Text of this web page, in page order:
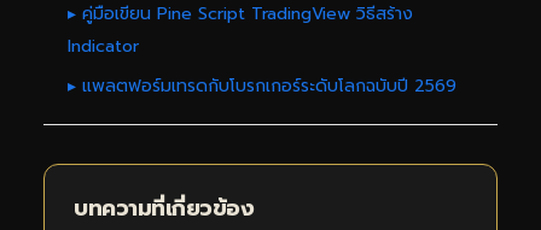
▸ คู่มือเขียน Pine Script TradingView วิธีสร้าง
Indicator
▸ แพลตฟอร์มเทรดกับโบรกเกอร์ระดับโลกฉบับปี 2569
บทความที่เกี่ยวข้อง